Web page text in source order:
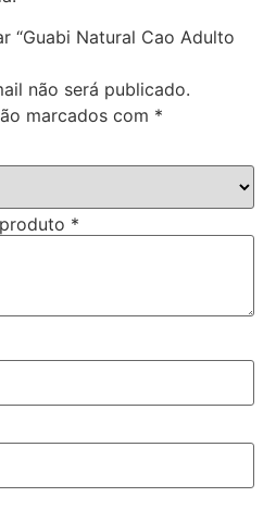
“Guabi Natural Cao Adulto
não será publicado.
marcados com *
*